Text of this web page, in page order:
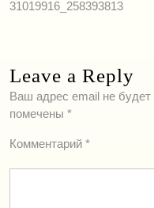
31019916_258393813
Leave a Reply
Ваш адрес email не будет
помечены *
Комментарий *